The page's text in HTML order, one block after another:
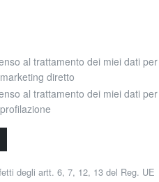
al trattamento dei miei dati per
diretto
al trattamento dei miei dati per
degli artt. 6, 7, 12, 13 del Reg. UE